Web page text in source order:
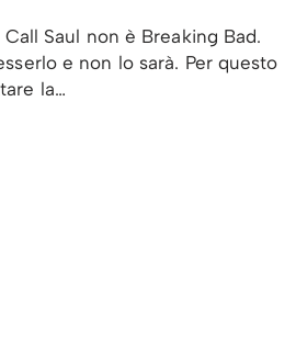
Saul non è Breaking Bad.
e non lo sarà. Per questo
la…